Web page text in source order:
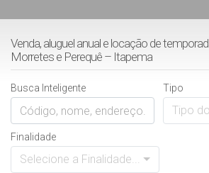
Venda, aluguel anual e locação de
Morretes e Perequê – Itapema
Busca Inteligente Tipo
Tipo
Finalidade
Selecione a Finalidade...